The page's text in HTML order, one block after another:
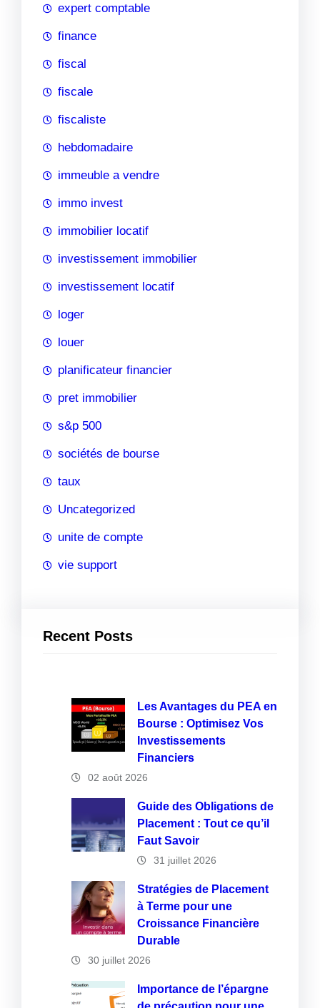
expert comptable
finance
fiscal
fiscale
fiscaliste
hebdomadaire
immeuble a vendre
immo invest
immobilier locatif
investissement immobilier
investissement locatif
loger
louer
planificateur financier
pret immobilier
s&p 500
sociétés de bourse
taux
Uncategorized
unite de compte
vie support
Recent Posts
Les Avantages du PEA en
Bourse : Optimisez Vos
Investissements
Financiers
02 août 2026
Guide des Obligations de
Placement : Tout ce qu’il
Faut Savoir
31 juillet 2026
Stratégies de Placement
à Terme pour une
Croissance Financière
Durable
30 juillet 2026
Importance de l’épargne